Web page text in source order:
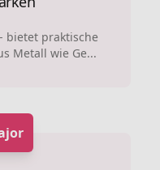
bietet praktische
Metall wie Ge...